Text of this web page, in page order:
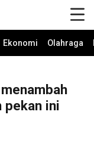
Ekonomi Olahraga
pekan ini